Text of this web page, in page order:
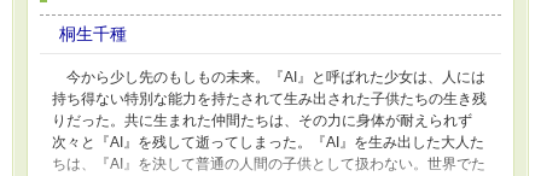
桐生千種
今から少し先のもしもの未来。『AI』と呼ばれた少女は、人には
持ち得ない特別な能力を持たされて生み出された子供たちの生き残
りだった。共に生まれた仲間たちは、その力に身体が耐えられず
次々と『AI』を残して逝ってしまった。『AI』を生み出した大人た
ちは、『AI』を決して普通の人間の子供として扱わない。世界でた